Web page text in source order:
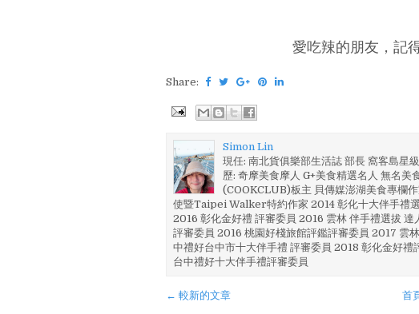
愛吃辣的朋友，記
Share:
Simon Lin
現任: 南北貨俱樂部生活誌 部長 窩客島星
歷: 奇摩美食摩人 G+美食精選名人 無名
(COOKCLUB)板主 貝傳媒澎湖美食專欄
使暨Taipei Walker特約作家 2014 彰化十大伴手禮
2016 彰化金好禮 評審委員 2016 雲林 伴手禮選拔
評審委員 2016 桃園好棧旅館評鑑評審委員 2017 雲
中禮好台中市十大伴手禮 評審委員 2018 彰化金好
台中禮好十大伴手禮評審委員
← 較新的文章 首